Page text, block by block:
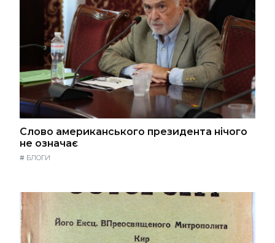
Слово американського президента нічого
не означає
# БЛОГИ